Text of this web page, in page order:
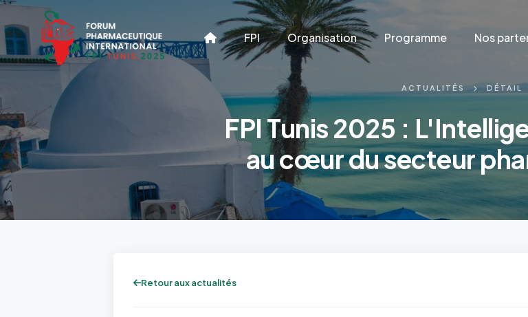
FPI Organisation Programme Nos
ACTUALITÉS DÉTAIL
FPI Tunis 2025 :
au cœur du secteur
Retour aux actualités